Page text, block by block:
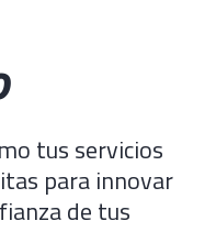
tus servicios
para innovar
de tus